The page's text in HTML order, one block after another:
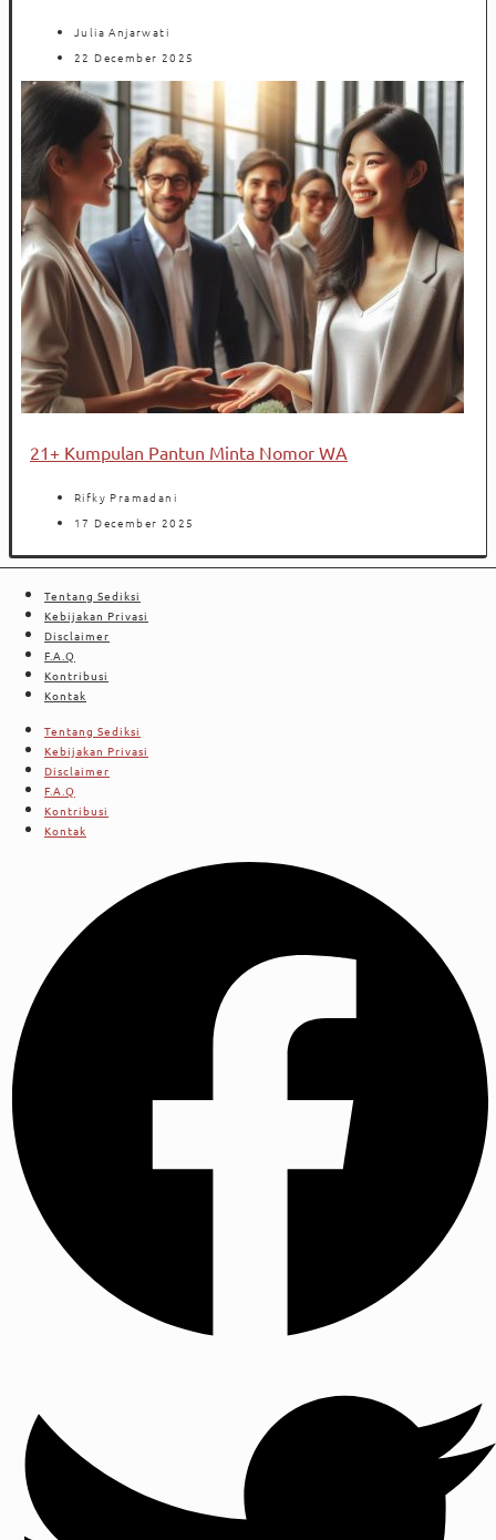
Julia Anjarwati
22 December 2025
21+ Kumpulan Pantun Minta Nomor WA
Rifky Pramadani
17 December 2025
Tentang Sediksi
Kebijakan Privasi
Disclaimer
F.A.Q
Kontribusi
Kontak
Tentang Sediksi
Kebijakan Privasi
Disclaimer
F.A.Q
Kontribusi
Kontak